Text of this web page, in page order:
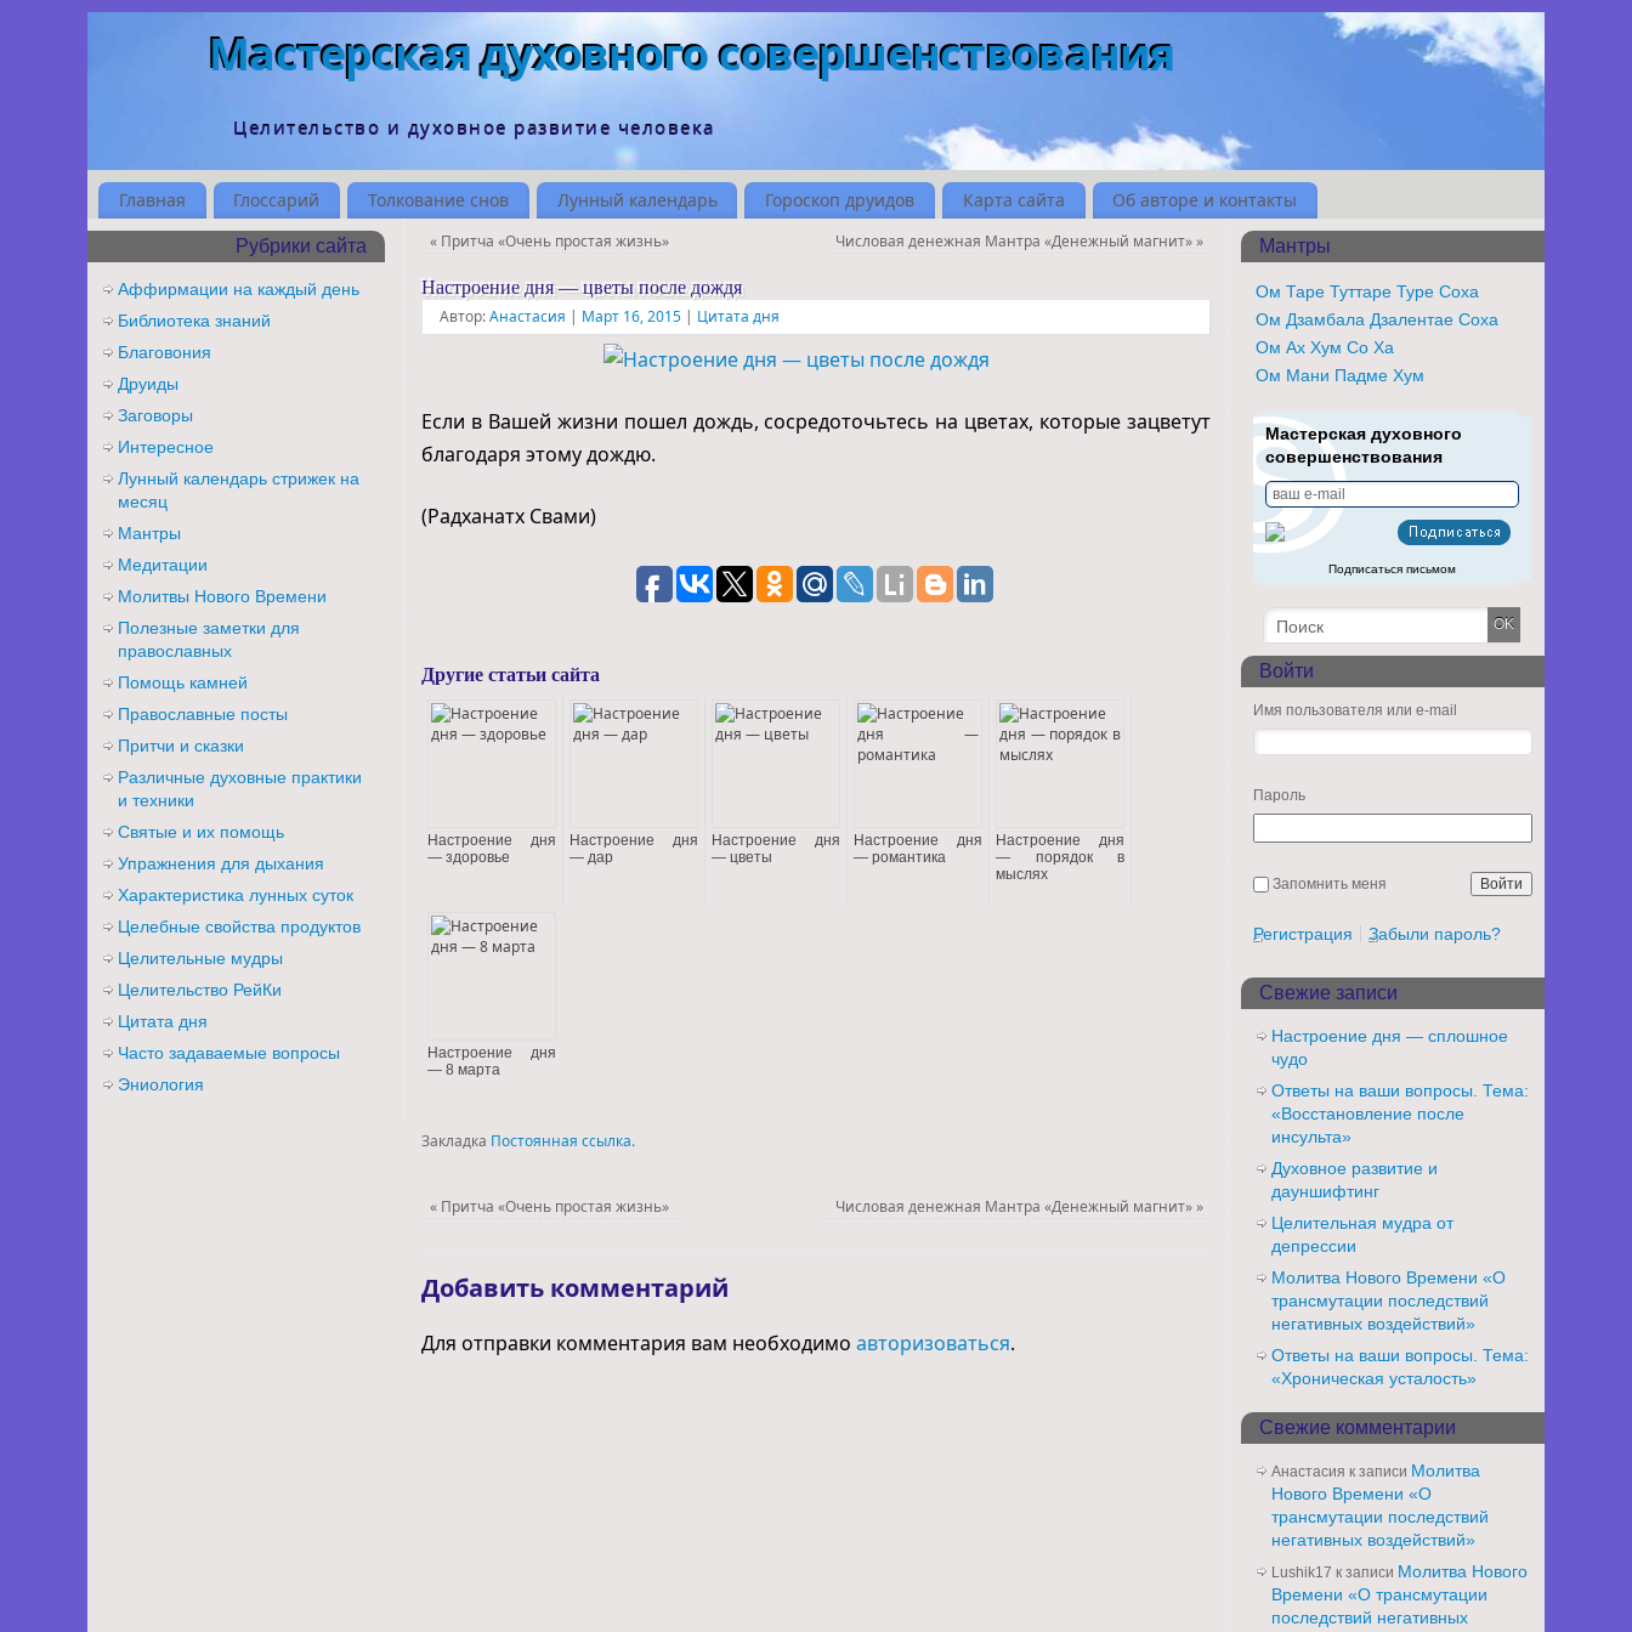
Мастерская духовного совершенствования
Целительство и духовное развитие человека
Главная Глоссарий Толкование снов Лунный календарь Гороскоп друидов Карта сайта Об авторе и контакты
«Притча «Очень простая жизнь» Числовая денежная Мантра «Денежный магнит»»
Настроение дня — цветы после дождя
Автор:Анастасия | Март 16, 2015 | Цитата дня
Если в Вашей жизни пошел дождь, сосредоточьтесь на цветах, которые зацветут
благодаря этому дождю.
(Радханатх Свами)
Другие статьи сайта
Настроение дня
— здоровье
Настроение дня
— дар
Настроение дня
— цветы
Настроение дня
— романтика
Настроение дня
— порядок в
мыслях
Настроение дня
— 8 марта
Закладка Постоянная ссылка.
«Притча «Очень простая жизнь» Числовая денежная Мантра «Денежный магнит»»
Добавить комментарий
Для отправки комментария вам необходимо авторизоваться.
Рубрики сайта
Аффирмации на каждый день
Библиотека знаний
Благовония
Друиды
Заговоры
Интересное
Лунный календарь стрижек на
месяц
Мантры
Медитации
Молитвы Нового Времени
Полезные заметки для
православных
Помощь камней
Православные посты
Притчи и сказки
Различные духовные практики
и техники
Святые и их помощь
Упражнения для дыхания
Характеристика лунных суток
Целебные свойства продуктов
Целительные мудры
Целительство РейКи
Цитата дня
Часто задаваемые вопросы
Эниология
Мантры
Ом Таре Туттаре Туре Соха
Ом Дзамбала Дзалентае Соха
Ом Ах Хум Со Ха
Ом Мани Падме Хум
Мастерская духовного
совершенствования
Подписаться письмом
Войти
Имя пользователя или e-mail
Пароль
Запомнить меня
Регистрация Забыли пароль?
Свежие записи
Настроение дня — сплошное
чудо
Ответы на ваши вопросы. Тема:
«Восстановление после
инсульта»
Духовное развитие и
дауншифтинг
Целительная мудра от
депрессии
Молитва Нового Времени «О
трансмутации последствий
негативных воздействий»
Ответы на ваши вопросы. Тема:
«Хроническая усталость»
Свежие комментарии
Анастасия к записи Молитва
Нового Времени «О
трансмутации последствий
негативных воздействий»
Lushik17 к записи Молитва Нового
Времени «О трансмутации
последствий негативных